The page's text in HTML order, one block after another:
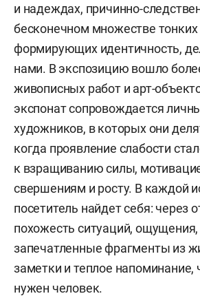
и надеждах, причинно-
бесконечном множестве тонких
формирующих идентичность,
нами. В экспозицию вошло
живописных работ и арт-
экспонат сопровождается
художников, в которых они
когда проявление слабости
к взращиванию силы,
свершениям и росту. В каждой
посетитель найдет себя: через
похожесть ситуаций, ощущения,
запечатленные фрагменты из
заметки и теплое напоминание,
нужен человек.